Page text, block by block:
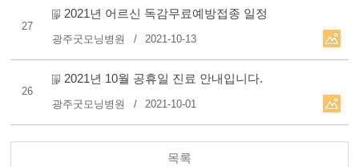
27
2021년 어르신 독감무료예방접종 일정
광주굿모닝병원 2021-10-13
26
2021년 10월 공휴일 진료 안내입니다.
광주굿모닝병원 2021-10-01
목록